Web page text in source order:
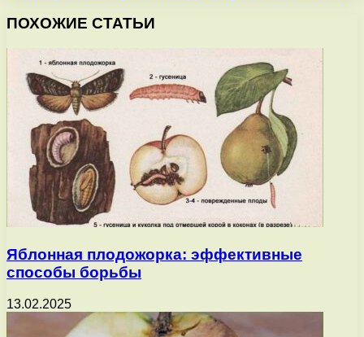
ПОХОЖИЕ СТАТЬИ
Яблонная плодожорка: эффективные
способы борьбы
13.02.2025